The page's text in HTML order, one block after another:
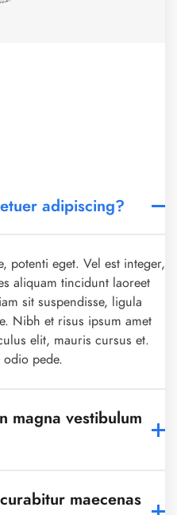
adipiscing?
potenti eget. Vel est integer,
aliquam tincidunt laoreet
sit suspendisse, ligula
Nibh et risus ipsum amet
elit, mauris cursus et.
pede.
magna vestibulum
maecenas